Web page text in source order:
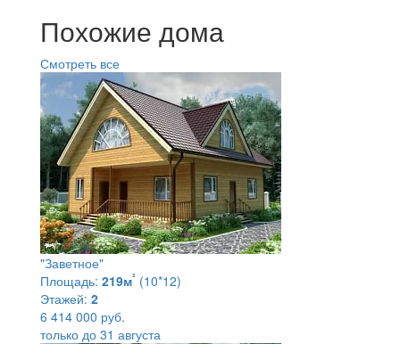
Похожие дома
Смотреть все
"Заветное"
Площадь: 219м² (10*12)
Этажей: 2
6 414 000 руб.
только до 31 августа